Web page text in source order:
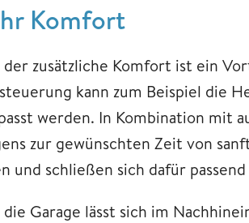
Komfort
der zusätzliche Komfort ist ein
kann zum Beispiel die
werden. In Kombination mit
zur gewünschten Zeit von
und schließen sich dafür
Garage lässt sich im